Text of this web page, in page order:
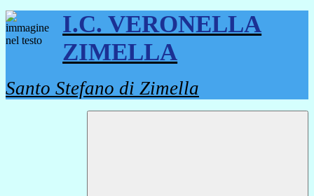
I.C. VERONELLA
ZIMELLA
Santo Stefano di Zimella